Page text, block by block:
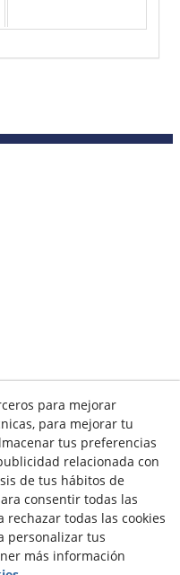
para mejorar
para mejorar tu
tus preferencias
relacionada con
de tus hábitos de
consentir todas las
rechazar todas las cookies
personalizar tus
más información